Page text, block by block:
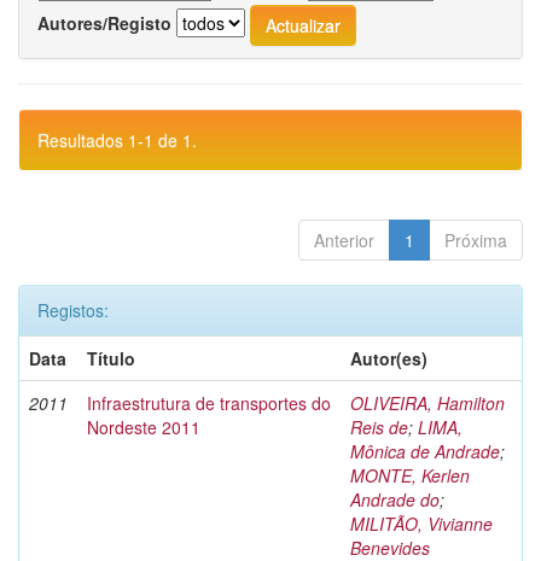
Autores/Registo
Resultados 1-1 de 1.
Anterior 1 Próxima
Registos:
Data
Título
Autor(es)
2011
Infraestrutura de transportes do
Nordeste 2011
OLIVEIRA, Hamilton
Reis de; LIMA,
Mônica de Andrade;
MONTE, Kerlen
Andrade do;
MILITÃO, Vivianne
Benevides